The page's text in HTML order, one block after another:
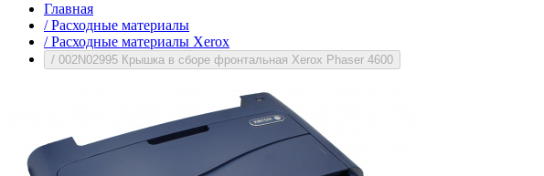
Главная
/ Расходные материалы
/ Расходные материалы Xerox
/ 002N02995 Крышка в сборе фронтальная Xerox Phaser 4600